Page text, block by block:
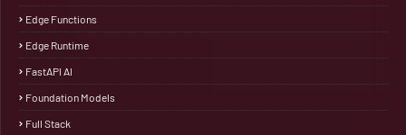
Edge Functions
Edge Runtime
FastAPI AI
Foundation Models
Full Stack